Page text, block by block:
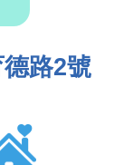
路2號